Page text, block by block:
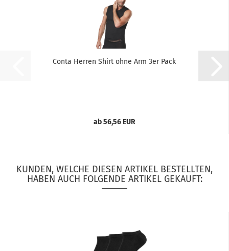
Conta Herren Shirt ohne Arm 3er Pack
ab 56,56 EUR
KUNDEN, WELCHE DIESEN ARTIKEL BESTELLTEN,
HABEN AUCH FOLGENDE ARTIKEL GEKAUFT: